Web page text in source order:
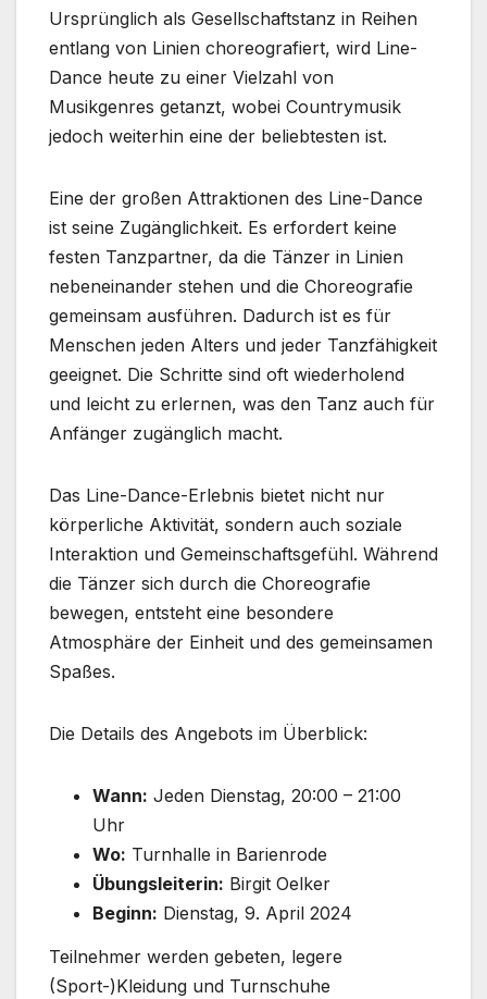
Ursprünglich als Gesellschaftstanz in Reihen
entlang von Linien choreografiert, wird Line-
Dance heute zu einer Vielzahl von
Musikgenres getanzt, wobei Countrymusik
jedoch weiterhin eine der beliebtesten ist.
Eine der großen Attraktionen des Line-Dance
ist seine Zugänglichkeit. Es erfordert keine
festen Tanzpartner, da die Tänzer in Linien
nebeneinander stehen und die Choreografie
gemeinsam ausführen. Dadurch ist es für
Menschen jeden Alters und jeder Tanzfähigkeit
geeignet. Die Schritte sind oft wiederholend
und leicht zu erlernen, was den Tanz auch für
Anfänger zugänglich macht.
Das Line-Dance-Erlebnis bietet nicht nur
körperliche Aktivität, sondern auch soziale
Interaktion und Gemeinschaftsgefühl. Während
die Tänzer sich durch die Choreografie
bewegen, entsteht eine besondere
Atmosphäre der Einheit und des gemeinsamen
Spaßes.
Die Details des Angebots im Überblick:
Wann: Jeden Dienstag, 20:00 – 21:00
Uhr
Wo: Turnhalle in Barienrode
Übungsleiterin: Birgit Oelker
Beginn: Dienstag, 9. April 2024
Teilnehmer werden gebeten, legere
(Sport-)Kleidung und Turnschuhe